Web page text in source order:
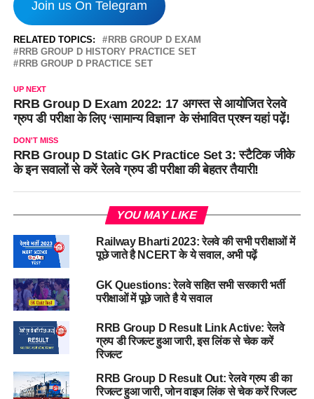
Join us On Telegram
RELATED TOPICS:
RRB GROUP D EXAM
RRB GROUP D HISTORY PRACTICE SET
RRB GROUP D PRACTICE SET
UP NEXT
RRB Group D Exam 2022: 17 अगस्त से आयोजित रेलवे
ग्रुप डी परीक्षा के लिए ‘सामान्य विज्ञान’ के संभावित प्रश्न यहां पढ़ें!
DON'T MISS
RRB Group D Static GK Practice Set 3: स्टैटिक जीके
के इन सवालों से करें रेलवे ग्रुप डी परीक्षा की बेहतर तैयारी!
YOU MAY LIKE
Railway Bharti 2023: रेलवे की सभी परीक्षाओं में
पूछे जाते है NCERT के ये सवाल, अभी पढ़ें
GK Questions: रेलवे सहित सभी सरकारी भर्ती
परीक्षाओं में पूछे जाते है ये सवाल
RRB Group D Result Link Active: रेलवे
ग्रुप डी रिजल्ट हुआ जारी, इस लिंक से चेक करें
रिजल्ट
RRB Group D Result Out: रेलवे ग्रुप डी का
रिजल्ट हुआ जारी, जोन वाइज लिंक से चेक करें रिजल्ट